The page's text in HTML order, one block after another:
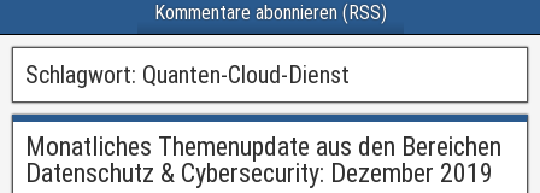
Kommentare abonnieren (RSS)
Schlagwort: Quanten-Cloud-Dienst
Monatliches Themenupdate aus den Bereichen
Datenschutz & Cybersecurity: Dezember 2019